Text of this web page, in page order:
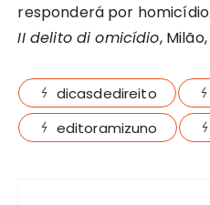
responderá por
II delito di omicídio, Milão,
dicasdedireito
editoramizuno